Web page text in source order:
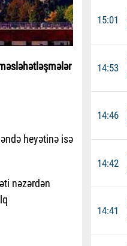
heyətinə isə
nəzərdən
15:01
14:53
14:46
14:42
14:41